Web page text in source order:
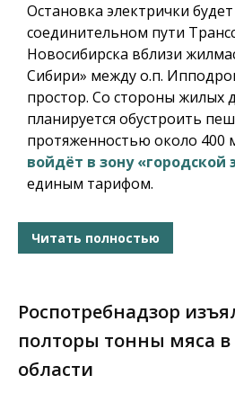
Остановка электрички
соединительном пути
Новосибирска вблизи
Сибири» между о.п.
простор. Со стороны жилых
планируется обустроить
протяженностью около 400
войдёт в зону «городской
единым тарифом.
Читать полностью
Роспотребнадзор
полторы тонны мяса
области